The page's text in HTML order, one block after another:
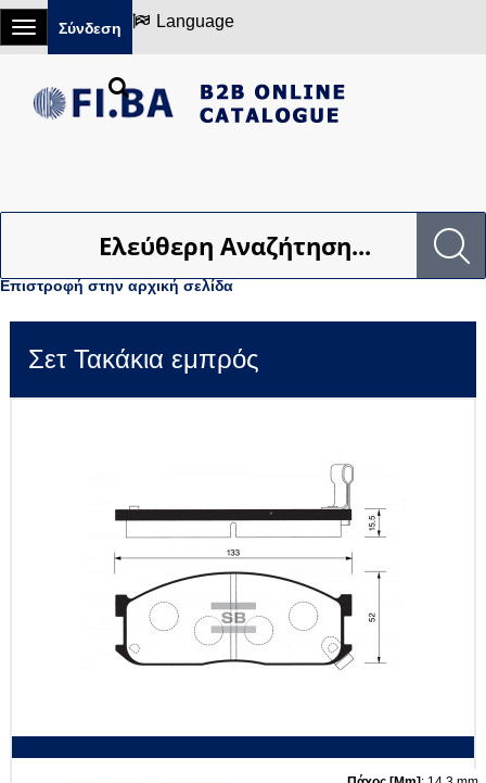
Σύνδεση Language
Ελεύθερη Αναζήτηση...
Επιστροφή στην αρχική σελίδα
Σετ Τακάκια εμπρός